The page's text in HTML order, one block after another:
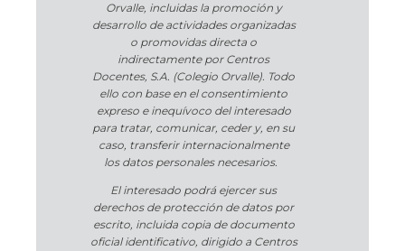
Orvalle, incluidas la promoción y
desarrollo de actividades organizadas
o promovidas directa o
indirectamente por Centros
Docentes, S.A. (Colegio Orvalle). Todo
ello con base en el consentimiento
expreso e inequívoco del interesado
para tratar, comunicar, ceder y, en su
caso, transferir internacionalmente
los datos personales necesarios.
El interesado podrá ejercer sus
derechos de protección de datos por
escrito, incluida copia de documento
oficial identificativo, dirigido a Centros